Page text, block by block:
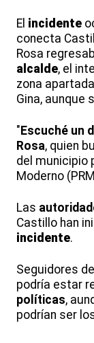
El incidente
conecta
Rosa
alcalde, el
zona
Gina, aunque
" Escuché un
Rosa, quien
del municipio
Moderno
Las
Castillo han
incidente.
Seguidores del
podría estar
políticas,
podrían ser